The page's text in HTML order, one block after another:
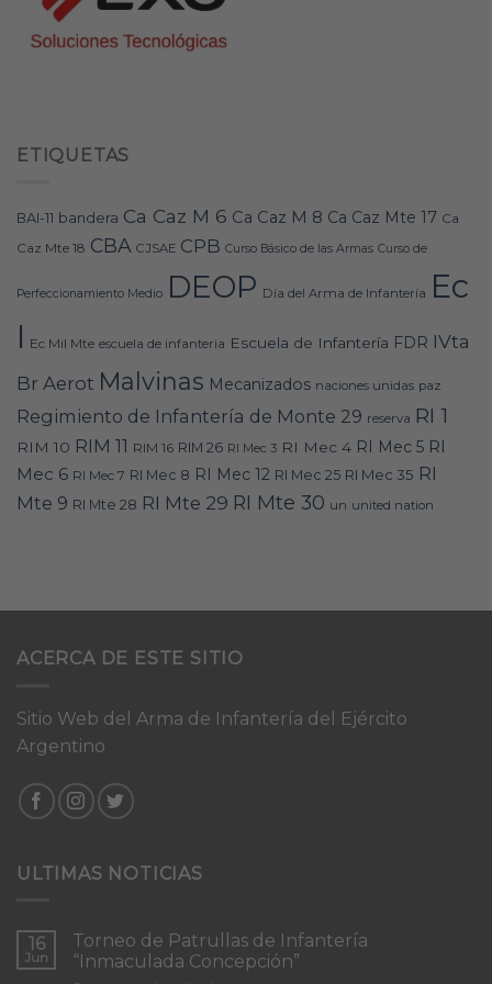
ETIQUETAS
BAI-11 bandera Ca Caz M 6 Ca Caz M 8 Ca Caz Mte 17 Ca
Caz Mte 18 CBA CJSAE CPB Curso Básico de las Armas Curso de
Perfeccionamiento Medio DEOP Día del Arma de Infantería Ec
I Ec Mil Mte escuela de infanteria Escuela de Infantería FDR IVta
Br Aerot Malvinas Mecanizados naciones unidas paz
Regimiento de Infantería de Monte 29 reserva RI 1
RIM 10 RIM 11 RIM 16 RIM 26 RI Mec 3 RI Mec 4 RI Mec 5 RI
Mec 6 RI Mec 7 RI Mec 8 RI Mec 12 RI Mec 25 RI Mec 35 RI
Mte 9 RI Mte 28 RI Mte 29 RI Mte 30 un united nation
ACERCA DE ESTE SITIO
Sitio Web del Arma de Infantería del Ejército
Argentino
ULTIMAS NOTICIAS
16
Jun
Torneo de Patrullas de Infantería
“Inmaculada Concepción”